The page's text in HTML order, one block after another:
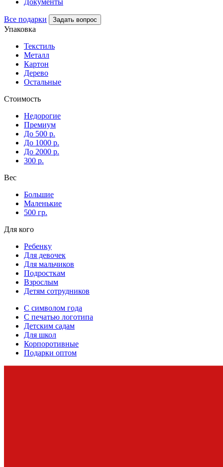
Все подарки Задать вопрос
Упаковка
Текстиль
Металл
Картон
Дерево
Остальные
Стоимость
Недорогие
Премиум
До 500 р.
До 1000 р.
До 2000 р.
300 р.
Вес
Большие
Маленькие
500 гр.
Для кого
Ребенку
Для девочек
Для мальчиков
Подросткам
Взрослым
Детям сотрудников
С символом года
С печатью логотипа
Детским садам
Для школ
Корпоротивные
Подарки оптом